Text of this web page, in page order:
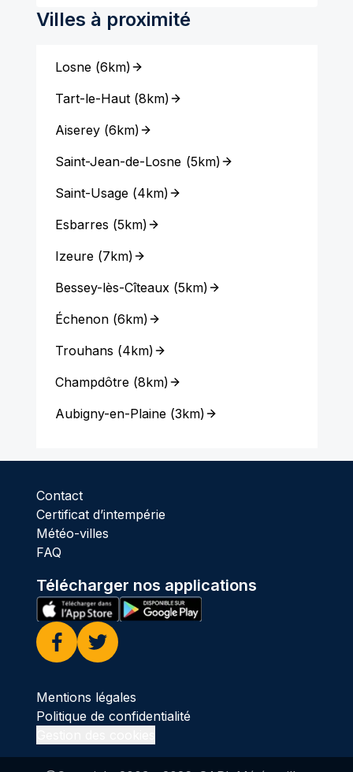
Villes à proximité
Losne(6km)
Tart-le-Haut(8km)
Aiserey(6km)
Saint-Jean-de-Losne (5km)
Saint-Usage(4km)
Esbarres (5km)
Izeure(7km)
Bessey-lès-Cîteaux(5km)
Échenon(6km)
Trouhans (4km)
Champdôtre(8km)
Aubigny-en-Plaine(3km)
Contact
Certificat d’intempérie
Météo-villes
FAQ
Télécharger nos applications
Facebook
Twitter
Mentions légales
Politique de confidentialité